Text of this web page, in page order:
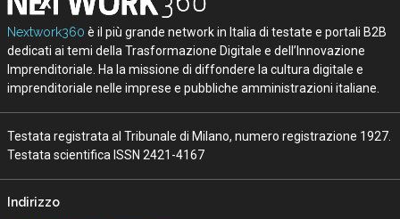
Nextwork360 è il più grande network in Italia di testate e portali B2B
dedicati ai temi della Trasformazione Digitale e dell’Innovazione
Imprenditoriale. Ha la missione di diffondere la cultura digitale e
imprenditoriale nelle imprese e pubbliche amministrazioni italiane.
Testata registrata al Tribunale di Milano, numero registrazione 1927.
Testata scientifica ISSN 2421-4167
Indirizzo